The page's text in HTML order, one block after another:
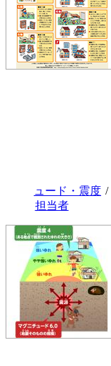
ュード・震度 /
担当者